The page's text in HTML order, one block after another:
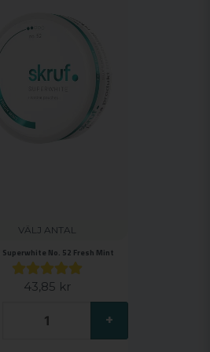
VÄLJ ANTAL
Superwhite No. 52 Fresh Mint
43,85 kr
+